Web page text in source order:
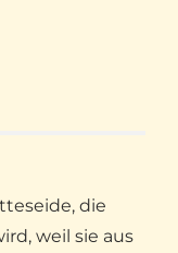
die
weil sie aus